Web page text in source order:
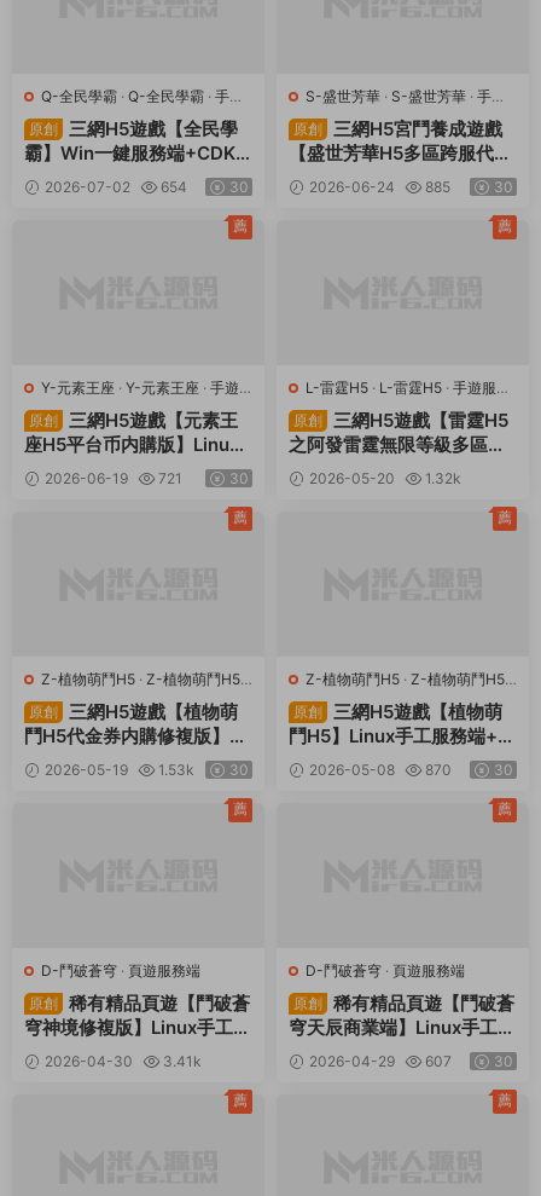
Q-全民學霸 · Q-全民學霸 · 手遊
服務端·頁遊服務端
原創
三網H5遊戲【全民學
霸】Win一鍵服務端+CDK
授權後台+簡易安卓+視頻架
設教程
2026-07-02 654 30
S-盛世芳華 · S-盛世芳華 · 手遊
服務端·頁遊服務端
原創
三網H5宮鬥養成遊戲
【盛世芳華H5多區跨服代金
券内購版】Linux手工服務端
+全套前後端源碼+CDK授權
後台+簡易安卓客戶端+視頻
2026-06-24 885 30
Y-元素王座 · Y-元素王座 · 手遊
服務端·頁遊服務端
原創
三網H5遊戲【元素王
座H5平台币内購版】Linux
手工服務端+GM授權後台
+平台币後台+簡易安卓客戶
2026-06-19 721 30
薦
L-雷霆H5 · L-雷霆H5 · 手遊服務
端· 頁遊服務端
原創
三網H5遊戲【雷霆H5
之阿發雷霆無限等級多區跨
服超變版】Linux手工服務端
+管理後台+GM分級授權後
台+簡易安卓客戶端+視頻架
2026-05-20
1.32k
薦
Z-植物萌鬥H5 · Z-植物萌鬥H5·
手遊服務端 ·頁遊服務端
原創
三網H5遊戲【植物萌
鬥H5代金券内購修複版】Li
nux手工服務端+管理後台+
CDK授權後台+安卓蘋果雙
2026-05-19 1.53k 30
薦
Z-植物萌鬥H5 · Z-植物萌鬥H5·
手遊服務端 ·頁遊服務端
原創
三網H5遊戲【植物萌
鬥H5】Linux手工服務端+簡
易安卓+源碼+視頻架設教程
2026-05-08 870 30
薦
D-鬥破蒼穹 · 頁遊服務端
原創
稀有精品頁遊【鬥破蒼
穹神境修複版】Linux手工服
務端+管理後台+視頻架設教
程
2026-04-30
3.41k
薦
D-鬥破蒼穹 · 頁遊服務端
原創
稀有精品頁遊【鬥破蒼
穹天辰商業端】Linux手工服
務端+管理後台+視頻架設教
程
2026-04-29 607 30
薦
薦 薦